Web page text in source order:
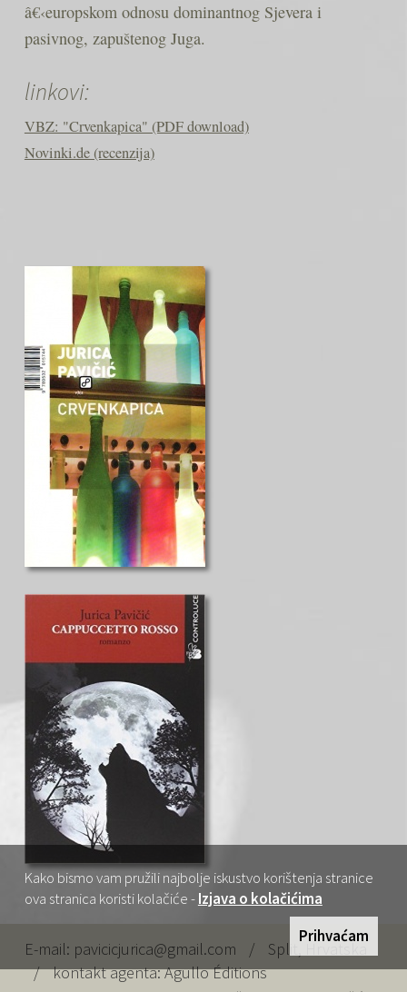
Kako bismo vam pružili najbolje iskustvo korištenja stranice
ova stranica koristi kolačiće -Izjava o kolačićima
Prihvaćam
â€‹europskom odnosu domi­nant­nog Sje­vera i
pasiv­nog, zapuštenog Juga.
linkovi:
VBZ: "Crvenkapica" (PDF download)
Novinki.de (recenzija)
E-mail: pavicicjurica@gmail.com /
Split, Hrvatska
/
kontakt agenta:Agullo Éditions